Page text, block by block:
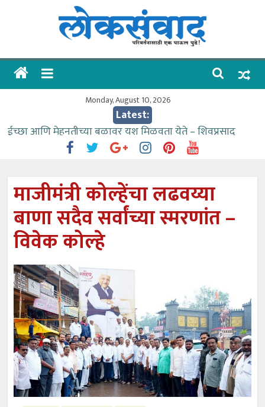
लोकसंवाद
ताज्या
Monday, August 10, 2026
Latest:
ईच्छा आणि मेहनतीच्या बळावर यश मिळवता येते – शिवप्रसाद
संजीवनीच्या विद्यार्थ्यांनी घेतली विमानतळ कार्यप्रणालीची माहिती
वाढीव निधी देण्यास पाणीपुरवठा मंत्री सकारात्मक – आ.आशुतोष
काळे
आत्मामालिक गुरूकूलाचे २२८ विद्यार्थी शिष्यवृत्तीस पात्र
माजीमंत्री कोल्हेंचा लढवय्या
बाणा सदैव सर्वांच्या स्मरणांत –
विवेक कोल्हे